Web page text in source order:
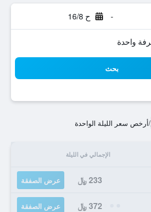
- ح 16/8
بحث
/أرخص سعر الليلة الواحدة
الإجمالي في الليلة
233 ﷼ عرض الصفقة
372 ﷼ عرض الصفقة